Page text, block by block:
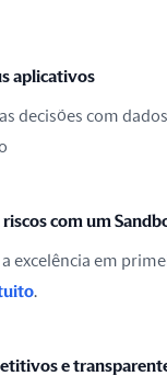
aplicativos
decisões com
riscos com um
excelência em
.
e